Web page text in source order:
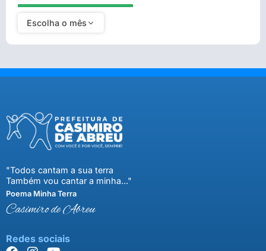
Escolha o mês
"Todos cantam a sua terra
Também vou cantar a minha..."
Poema Minha Terra
Casimiro de Abreu
Redes sociais